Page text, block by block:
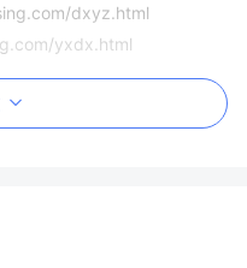
dxyz.html
yxdx.html